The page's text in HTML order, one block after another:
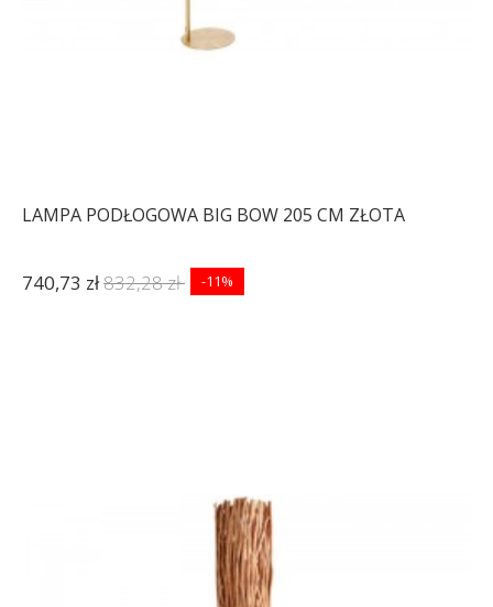
LAMPA PODŁOGOWA BIG BOW 205 CM ZŁOTA
740,73 zł832,28 zł -11%